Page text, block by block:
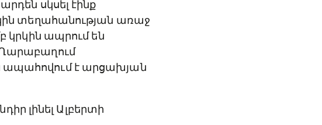
սկսել էինք
տեղահանության առաջ
կրկին ապրում են
Ղարաբաղում
ապահովում է արցախյան